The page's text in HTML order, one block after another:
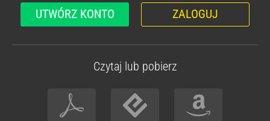
UTWÓRZ KONTO ZALOGUJ
Czytaj lub pobierz